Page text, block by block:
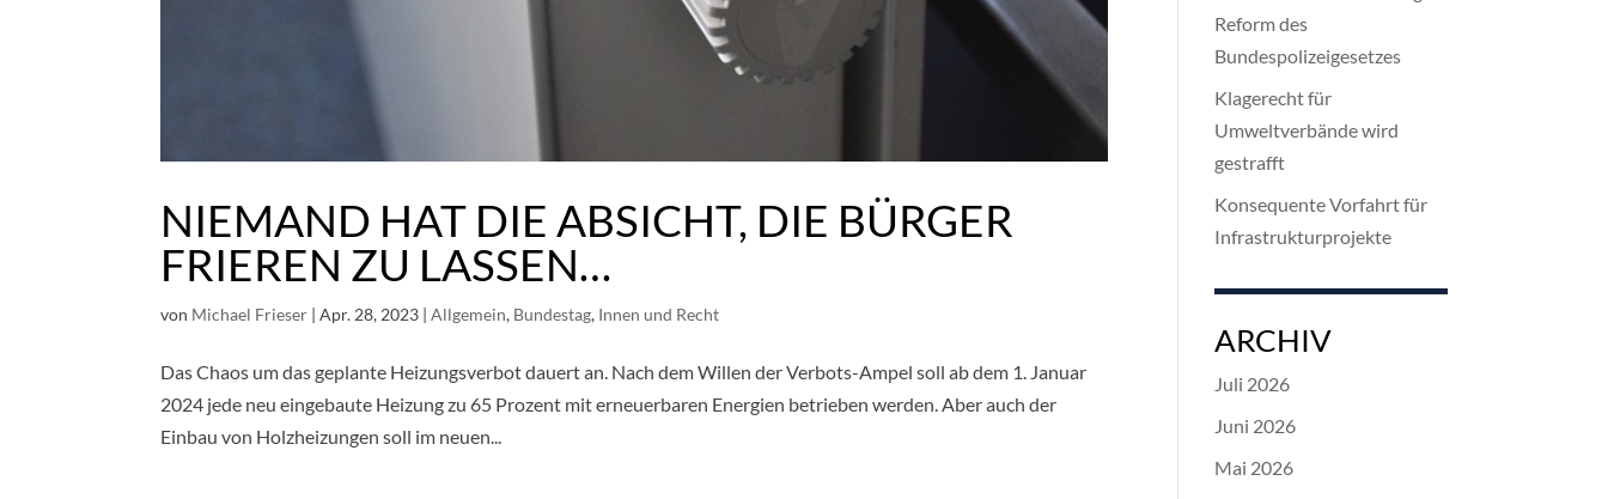
NIEMAND HAT DIE ABSICHT, DIE BÜRGER
FRIEREN ZU LASSEN…
von Michael Frieser |Apr. 28, 2023 |Allgemein, Bundestag, Innen und Recht
Das Chaos um das geplante Heizungsverbot dauert an. Nach dem Willen der Verbots-Ampel soll ab dem 1. Januar
2024 jede neu eingebaute Heizung zu 65 Prozent mit erneuerbaren Energien betrieben werden. Aber auch der
Einbau von Holzheizungen soll im neuen...
Reform des
Bundespolizeigesetzes
Klagerecht für
Umweltverbände wird
gestrafft
Konsequente Vorfahrt für
Infrastrukturprojekte
ARCHIV
Juli 2026
Juni 2026
Mai 2026